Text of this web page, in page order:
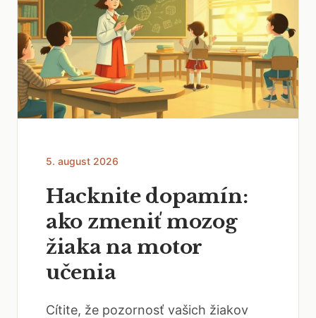
5. august 2026
Hacknite dopamín:
ako zmeniť mozog
žiaka na motor
učenia
Cítite, že pozornosť vašich žiakov